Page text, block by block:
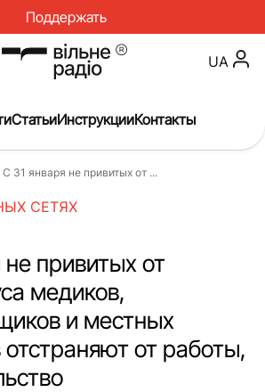
Поддержать
Новости
Инструкции
Интервью
Репортаж
Проекты
UA
СтатьиИнструкцииКонтакты
С 31 января не привитых от ...
СЕТЯХ
не привитых от
медиков,
и местных
отстраняют от работы,